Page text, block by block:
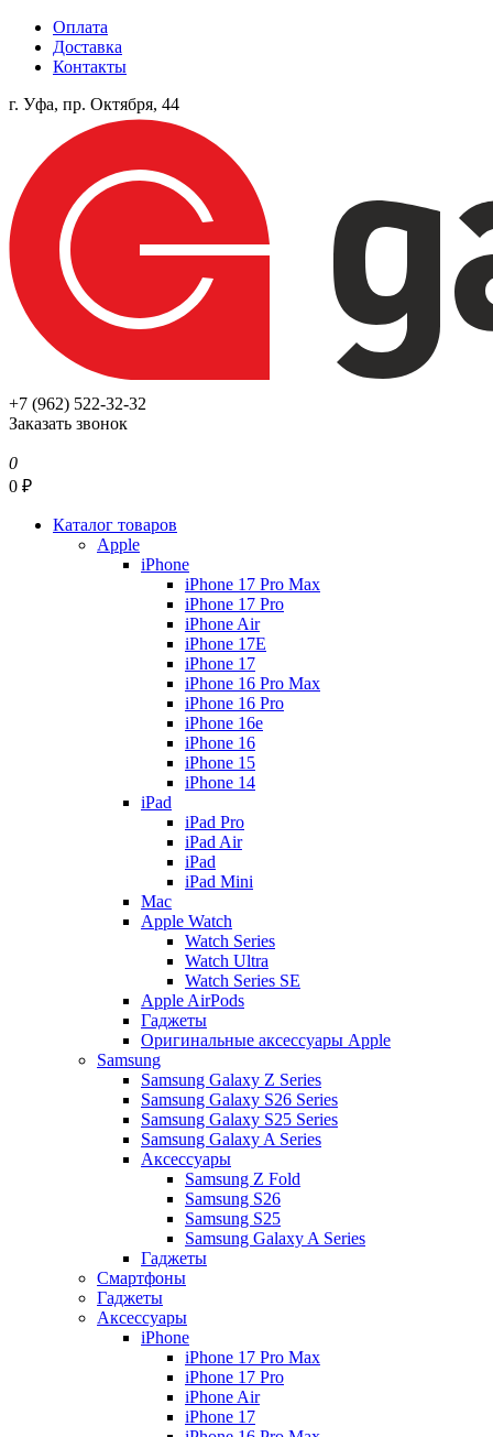
Оплата
Доставка
Контакты
г. Уфа, пр. Октября, 44
+7 (962) 522-32-32
Заказать звонок
0
0 ₽
Каталог товаров
Apple
iPhone
iPhone 17 Pro Max
iPhone 17 Pro
iPhone Air
iPhone 17E
iPhone 17
iPhone 16 Pro Max
iPhone 16 Pro
iPhone 16e
iPhone 16
iPhone 15
iPhone 14
iPad
iPad Pro
iPad Air
iPad
iPad Mini
Mac
Apple Watch
Watch Series
Watch Ultra
Watch Series SE
Apple AirPods
Гаджеты
Оригинальные аксессуары Apple
Samsung
Samsung Galaxy Z Series
Samsung Galaxy S26 Series
Samsung Galaxy S25 Series
Samsung Galaxy A Series
Аксессуары
Samsung Z Fold
Samsung S26
Samsung S25
Samsung Galaxy A Series
Гаджеты
Смартфоны
Гаджеты
Аксессуары
iPhone
iPhone 17 Pro Max
iPhone 17 Pro
iPhone Air
iPhone 17